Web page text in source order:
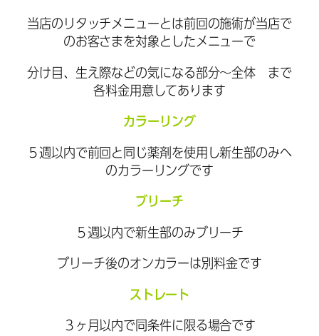
当店のリタッチメニューとは前回の施術が当店で
のお客さまを対象としたメニューで
分け目、生え際などの気になる部分～全体 まで
各料金用意してあります
カラーリング
５週以内で前回と同じ薬剤を使用し新生部のみへ
のカラーリングです
ブリーチ
５週以内で新生部のみブリーチ
ブリーチ後のオンカラーは別料金です
ストレート
３ヶ月以内で同条件に限る場合です